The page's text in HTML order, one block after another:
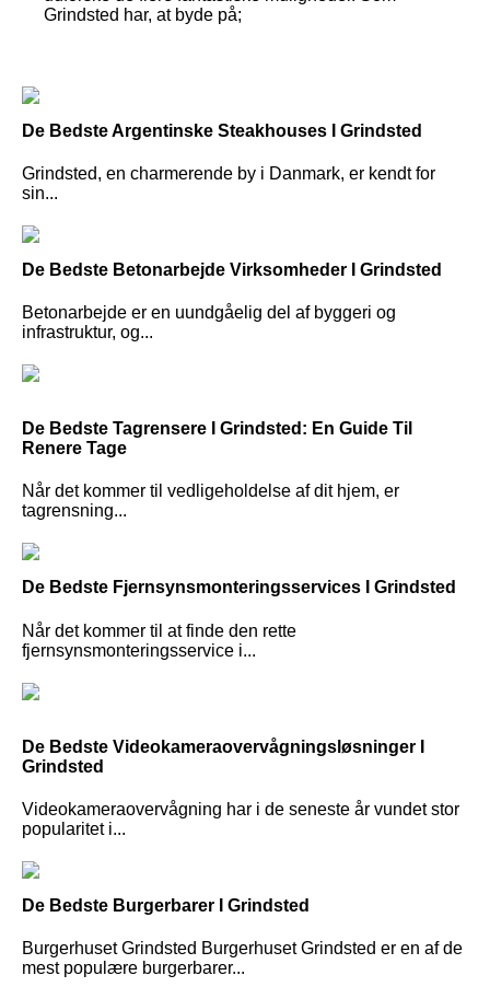
Grindsted har, at byde på;
De Bedste Argentinske Steakhouses I Grindsted
Grindsted, en charmerende by i Danmark, er kendt for
sin...
De Bedste Betonarbejde Virksomheder I Grindsted
Betonarbejde er en uundgåelig del af byggeri og
infrastruktur, og...
De Bedste Tagrensere I Grindsted: En Guide Til
Renere Tage
Når det kommer til vedligeholdelse af dit hjem, er
tagrensning...
De Bedste Fjernsynsmonteringsservices I Grindsted
Når det kommer til at finde den rette
fjernsynsmonteringsservice i...
De Bedste Videokameraovervågningsløsninger I
Grindsted
Videokameraovervågning har i de seneste år vundet stor
popularitet i...
De Bedste Burgerbarer I Grindsted
Burgerhuset Grindsted Burgerhuset Grindsted er en af de
mest populære burgerbarer...